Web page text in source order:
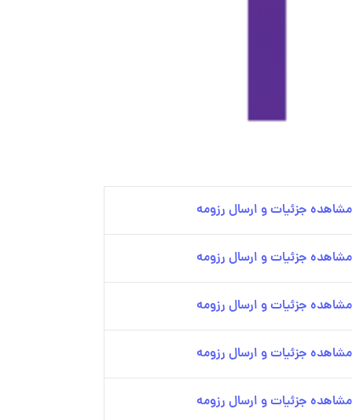
مشاهده جزئیات و ارسال رزومه
مشاهده جزئیات و ارسال رزومه
مشاهده جزئیات و ارسال رزومه
مشاهده جزئیات و ارسال رزومه
مشاهده جزئیات و ارسال رزومه